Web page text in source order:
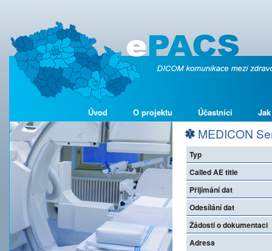
Úvod O projektu Účastníci
MEDICON
Typ
Called AE title
Přijímání dat
Odesílání dat
Žádosti o dokumentaci
Adresa